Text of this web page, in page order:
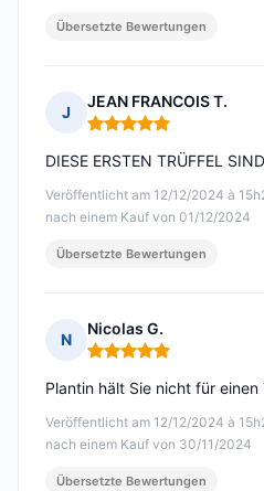
Übersetzte Bewertungen
J
JEAN FRANCOIS T.
Hinweis: 5 von 5
Veröffentlicht am 12/12/2024 à
nach einem Kauf von 01/12/2024
DIESE ERSTEN TRÜFFEL
Übersetzte Bewertungen
N
Nicolas G.
Hinweis: 5 von 5
Veröffentlicht am 12/12/2024 à
nach einem Kauf von 30/11/2024
Plantin hält Sie nicht für einen
Übersetzte Bewertungen